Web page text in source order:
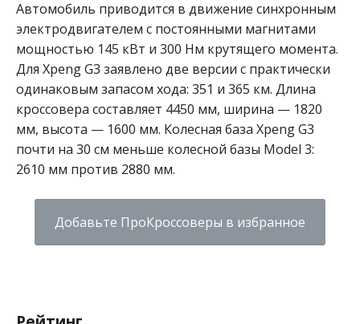
Автомобиль приводится в движение синхронным
электродвигателем с постоянными магнитами
мощностью 145 кВт и 300 Нм крутящего момента.
Для Xpeng G3 заявлено две версии с практически
одинаковым запасом хода: 351 и 365 км. Длина
кроссовера составляет 4450 мм, ширина — 1820
мм, высота — 1600 мм. Колесная база Xpeng G3
почти на 30 см меньше колесной базы Model 3:
2610 мм против 2880 мм.
Добавьте ПроКроссоверы в избранное